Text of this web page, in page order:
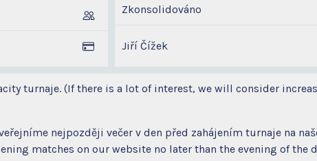
Zkonsolidováno
Jiří Čížek
turnaje. (If there is a lot of interest, we will consider
nejpozději večer v den před zahájením turnaje na
matches on our website no later than the evening of the